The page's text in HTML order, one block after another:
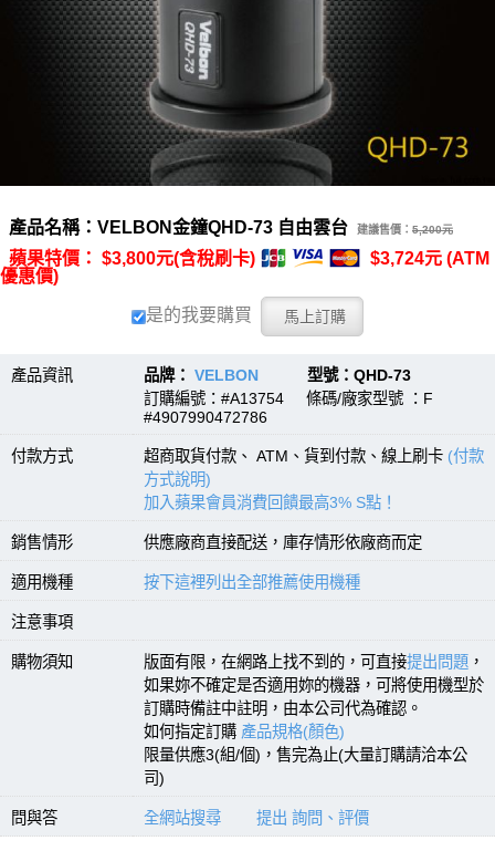
產品名稱：VELBON金鐘QHD-73 自由雲台 建議售價： 5,200元
蘋果特價： $3,800元(含稅刷卡)
$3,724元 (ATM
優惠價)
是的我要購買
產品資訊 品牌： VELBON 型號：QHD-73
訂購編號：#A13754 條碼/廠家型號 ：F
#4907990472786
付款方式 超商取貨付款、 ATM、貨到付款、線上刷卡 (付款
方式說明)
加入蘋果會員消費回饋最高3% S點！
銷售情形 供應廠商直接配送，庫存情形依廠商而定
適用機種 按下這裡列出全部推薦使用機種
注意事項
購物須知 版面有限，在網路上找不到的，可直接提出問題 ，
如果妳不確定是否適用妳的機器，可將使用機型於
訂購時備註中註明，由本公司代為確認。
如何指定訂購 產品規格(顏色)
限量供應3(組/個)，售完為止(大量訂購請洽本公
司)
問與答 全網站搜尋 提出 詢問、評價